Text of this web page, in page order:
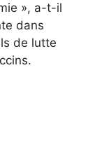
», a-t-il
dans
de lutte